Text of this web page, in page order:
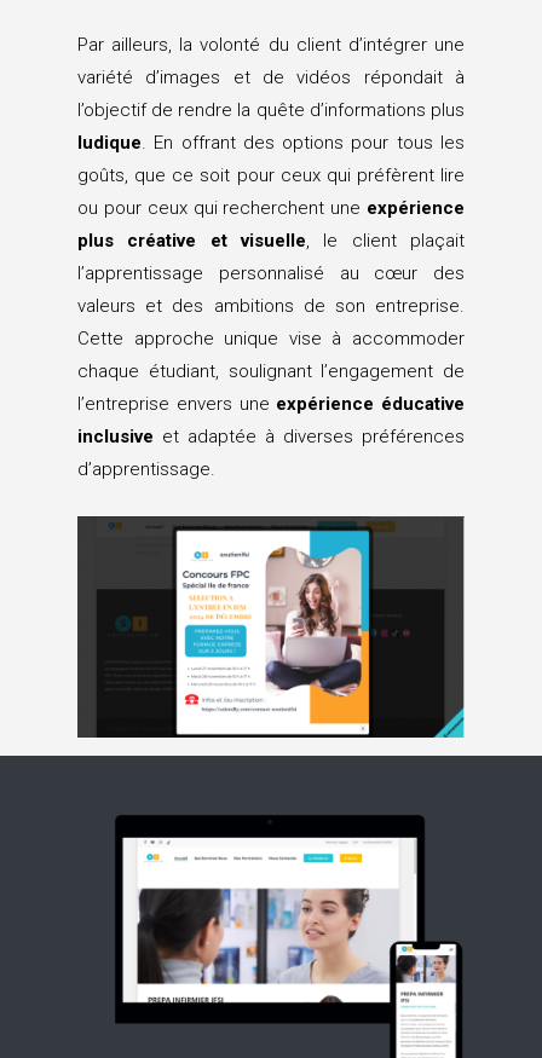
Par ailleurs, la volonté du client d’intégrer une
variété d’images et de vidéos répondait à
l’objectif de rendre la quête d’informations plus
ludique. En offrant des options pour tous les
goûts, que ce soit pour ceux qui préfèrent lire
ou pour ceux qui recherchent une expérience
plus créative et visuelle, le client plaçait
l’apprentissage personnalisé au cœur des
valeurs et des ambitions de son entreprise.
Cette approche unique vise à accommoder
chaque étudiant, soulignant l’engagement de
l’entreprise envers une expérience éducative
inclusive et adaptée à diverses préférences
d’apprentissage.